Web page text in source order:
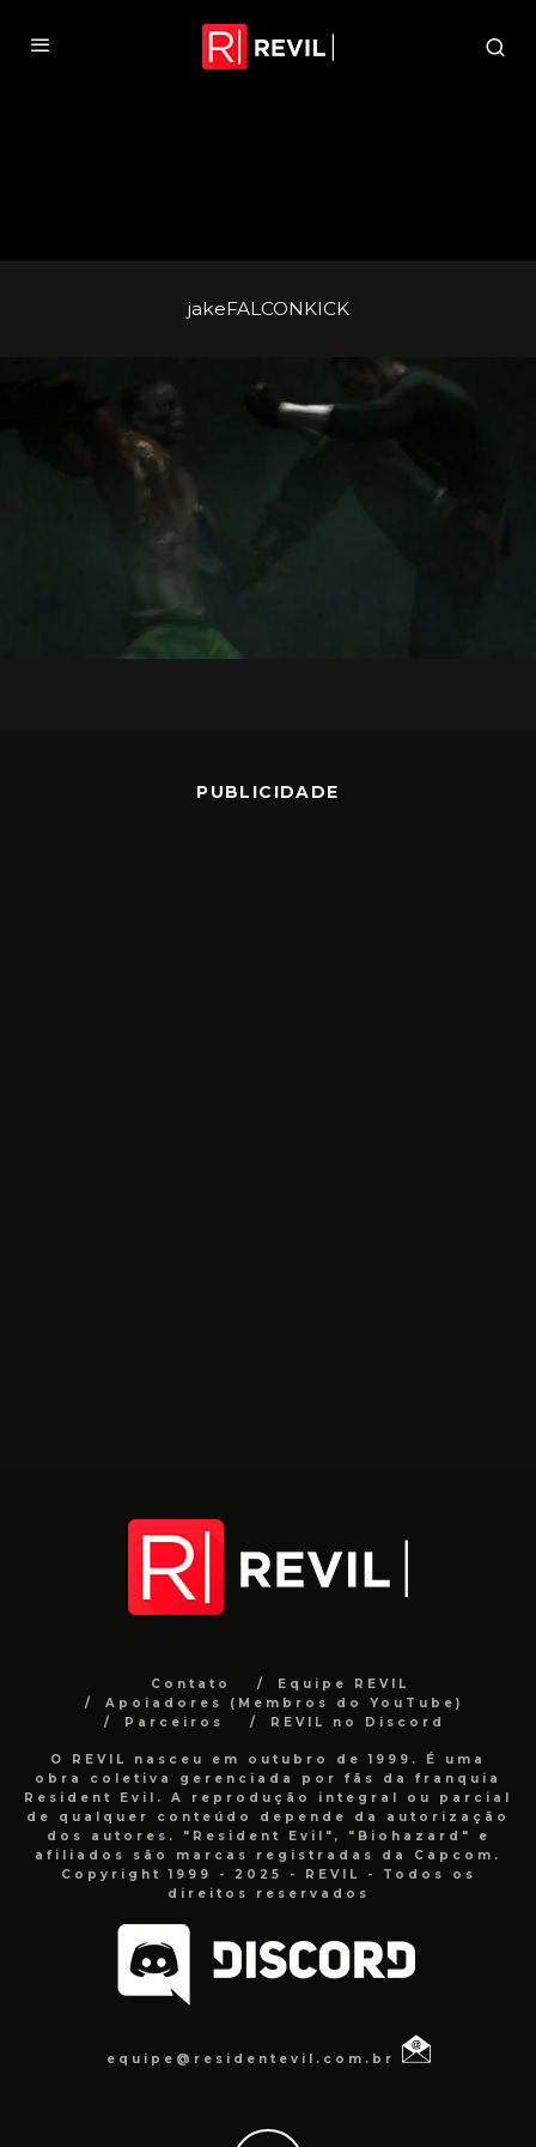
jakeFALCONKICK
PUBLICIDADE
Contato
Equipe REVIL
Apoiadores (Membros do YouTube)
Parceiros
REVIL no Discord
O REVIL nasceu em outubro de 1999. É uma
obra coletiva gerenciada por fãs da franquia
Resident Evil. A reprodução integral ou parcial
de qualquer conteúdo depende da autorização
dos autores. "Resident Evil", "Biohazard" e
afiliados são marcas registradas da Capcom.
Copyright 1999 - 2025 - REVIL - Todos os
direitos reservados
equipe@residentevil.com.br